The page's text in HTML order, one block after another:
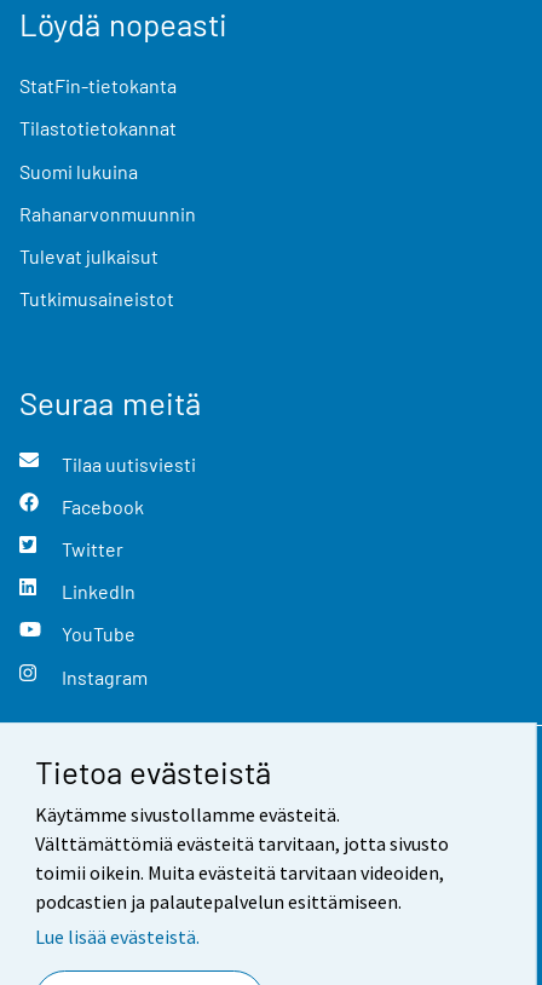
Tietoa evästeistä
Käytämme sivustollamme evästeitä.
Välttämättömiä evästeitä tarvitaan, jotta sivusto
toimii oikein. Muita evästeitä tarvitaan videoiden,
podcastien ja palautepalvelun esittämiseen.
Lue lisää evästeistä.
Löydä nopeasti
StatFin-tietokanta
Tilastotietokannat
Suomi lukuina
Rahanarvonmuunnin
Tulevat julkaisut
Tutkimusaineistot
Seuraa meitä
Tilaa uutisviesti
Facebook
Twitter
LinkedIn
YouTube
Instagram
Yhteystiedot
Palaute
Käyttöehdot
Saavutettavuus